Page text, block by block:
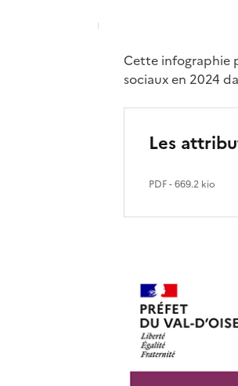
Cette infographie
sociaux en 2024
Les
PDF- 669.2 kio